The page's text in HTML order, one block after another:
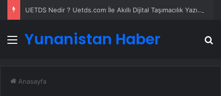
UETDS Nedir ? Uetds.com İle Akıllı Dijital Taşımacılık Yazılımı
Menü
Yunanistan Haber
Anasayfa